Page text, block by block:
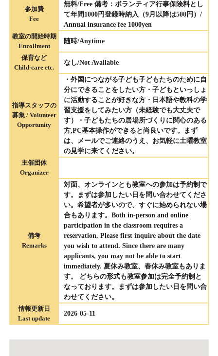
参加費
Fee
無料/Free 備考：ボランティア行事保険料とし
て年間1000円登録時納入（9月以降は500円）/
Annual insurance fee 1000yen
教室の開始時期
Enrollment
随時/Anytime
保育など
Child-care etc.
なし/Not Available
指導スタッフの
募集 / Volunteer
Opportunity
・外国につながる子ども子どもたちのために自
分にできることをしたい方・子どもといっしょ
に活動することが好きな方・日本語や教科の学
習支援をしてみたい方（未経験でも大丈夫で
す）・子どもたちの居場所づくりに関心のある
方,PC基本操作ができると尚良いです。まず
は、メールでご連絡のうえ、お気軽に土曜教室
の見学に来てください。
主催団体
Organizer
備考
Remarks
対面、オンラインとも教室への参加は予約制で
す。まずは参加したい日を問い合わせてくださ
い。希望者が多いので、すぐに始められない場
合もあります。Both in-person and online
participation in the classroom requires a
reservation. Please first inquire about the date
you wish to attend. Since there are many
applicants, you may not be able to start
immediately. 夏休み教室、春休み教室もありま
す。 どちらの形式も教室参加は完全予約制と
なっております。まずは参加したい日を問い合
わせてください。
情報更新日
Last update
2026-05-11